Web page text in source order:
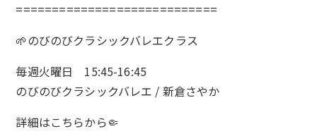
============================
🌱のびのびクラシックバレエクラス
毎週火曜日 15:45-16:45
のびのびクラシックバレエ / 新倉さやか
詳細はこちらから🤏